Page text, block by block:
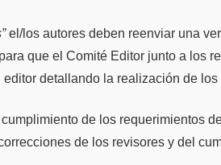
el/los autores deben reenviar una
que el Comité Editor junto a los
detallando la realización de los
de los requerimientos
de los revisores y del